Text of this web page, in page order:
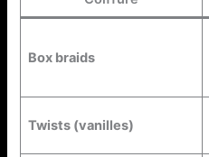
Box braids
Twists (vanilles)